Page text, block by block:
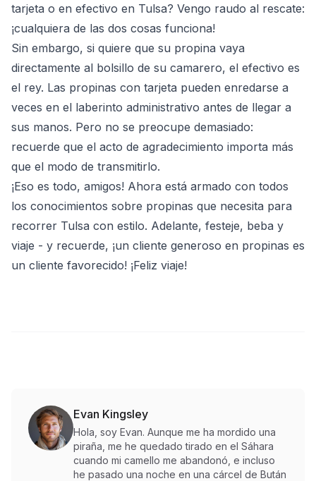
tarjeta o en efectivo en Tulsa? Vengo raudo al rescate:
¡cualquiera de las dos cosas funciona!
Sin embargo, si quiere que su propina vaya
directamente al bolsillo de su camarero, el efectivo es
el rey. Las propinas con tarjeta pueden enredarse a
veces en el laberinto administrativo antes de llegar a
sus manos. Pero no se preocupe demasiado:
recuerde que el acto de agradecimiento importa más
que el modo de transmitirlo.
¡Eso es todo, amigos! Ahora está armado con todos
los conocimientos sobre propinas que necesita para
recorrer Tulsa con estilo. Adelante, festeje, beba y
viaje - y recuerde, ¡un cliente generoso en propinas es
un cliente favorecido! ¡Feliz viaje!
Evan Kingsley
Hola, soy Evan. Aunque me ha mordido una
piraña, me he quedado tirado en el Sáhara
cuando mi camello me abandonó, e incluso
he pasado una noche en una cárcel de Bután